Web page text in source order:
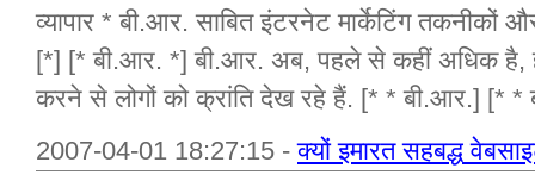
व्यापार * बी.आर. साबित इंटरनेट मार्केटिंग
[*] [* बी.आर. *] बी.आर. अब, पहले से कहीं अधिक है,
करने से लोगों को क्रांति देख रहे हैं. [* * बी.आर.] [* *
2007-04-01 18:27:15 -क्यों इमारत सहबद्ध